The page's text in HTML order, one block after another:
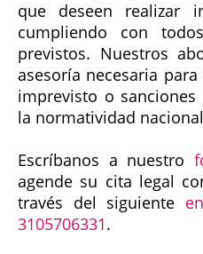
que deseen realizar
cumpliendo con
previstos. Nuestros
asesoría necesaria
imprevisto o
la normatividad
Escríbanos a nuestro
agende su cita legal
través del siguiente
3105706331.